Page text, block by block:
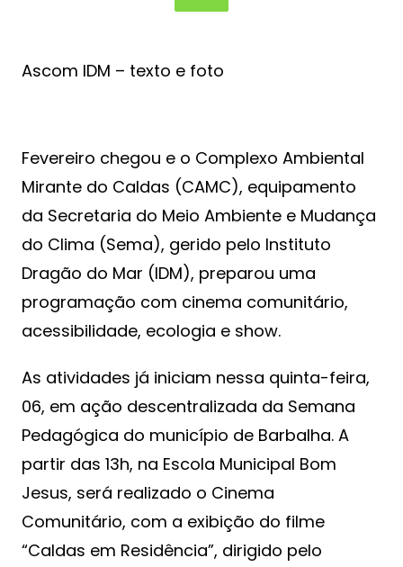
Ascom IDM – texto e foto
Fevereiro chegou e o Complexo Ambiental
Mirante do Caldas (CAMC), equipamento
da Secretaria do Meio Ambiente e Mudança
do Clima (Sema), gerido pelo Instituto
Dragão do Mar (IDM), preparou uma
programação com cinema comunitário,
acessibilidade, ecologia e show.
As atividades já iniciam nessa quinta-feira,
06, em ação descentralizada da Semana
Pedagógica do município de Barbalha. A
partir das 13h, na Escola Municipal Bom
Jesus, será realizado o Cinema
Comunitário, com a exibição do filme
“Caldas em Residência”, dirigido pelo